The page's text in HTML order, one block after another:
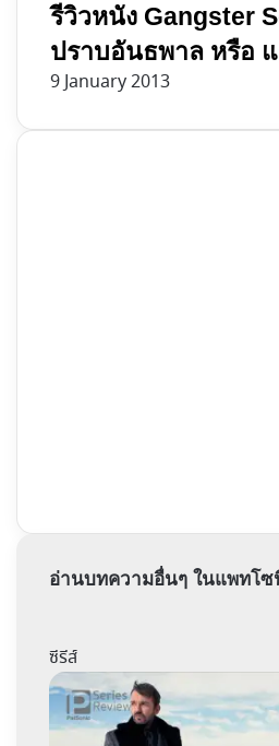
รีวิวหนัง Gangster
ปราบอันธพาล หรือ
9 January 2013
อ่านบทความอื่นๆ ในแพทโ
ซีรีส์